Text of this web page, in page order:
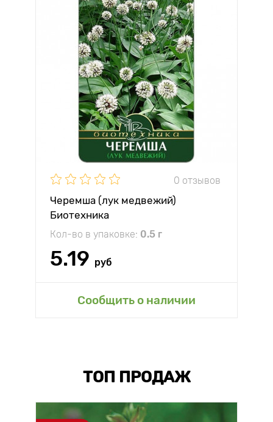
0 отзывов
Черемша (лук медвежий)
Биотехника
Кол-во в упаковке: 0.5 г
5.19 руб
Сообщить о наличии
ТОП ПРОДАЖ